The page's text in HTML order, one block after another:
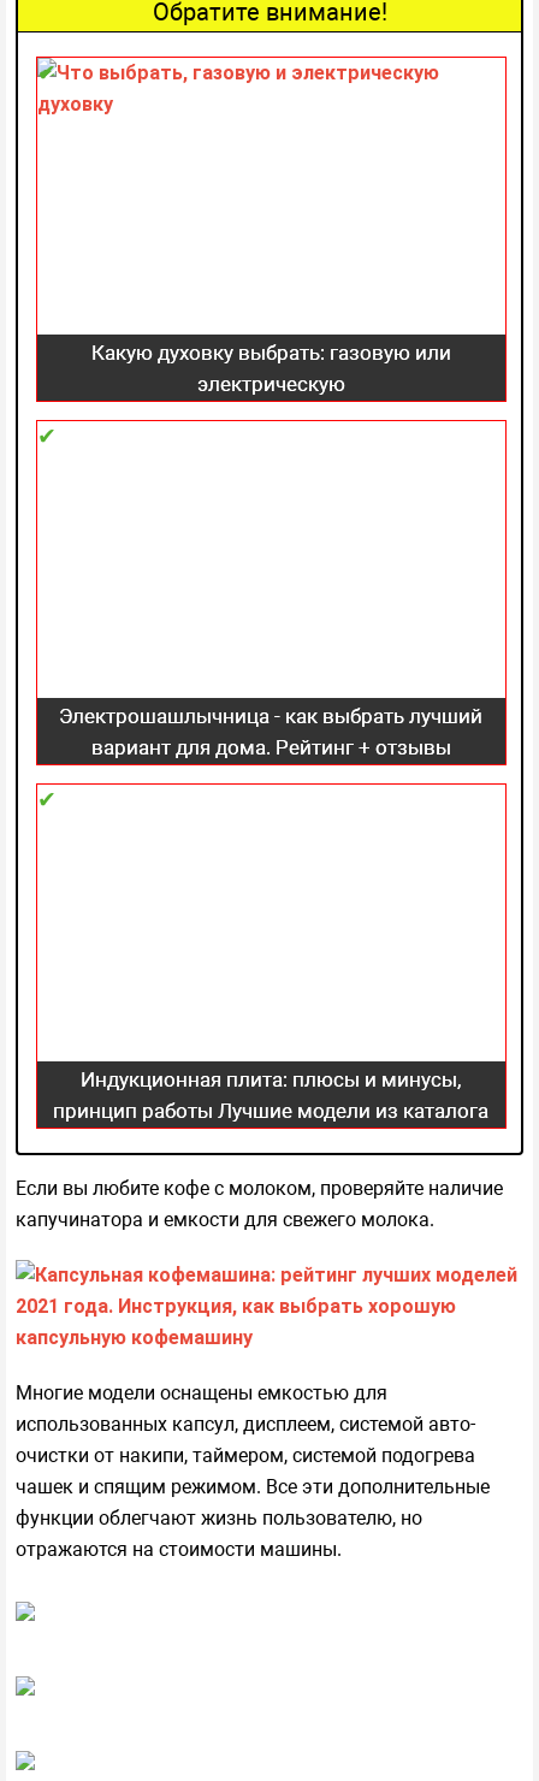
Обратите внимание!
Какую духовку выбрать: газовую или
электрическую
Электрошашлычница - как выбрать лучший
вариант для дома. Рейтинг + отзывы
покупателей
Индукционная плита: плюсы и минусы,
принцип работы Лучшие модели из каталога
Если вы любите кофе с молоком, проверяйте наличие
капучинатора и емкости для свежего молока.
Многие модели оснащены емкостью для
использованных капсул, дисплеем, системой авто-
очистки от накипи, таймером, системой подогрева
чашек и спящим режимом. Все эти дополнительные
функции облегчают жизнь пользователю, но
отражаются на стоимости машины.